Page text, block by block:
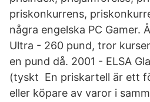
priskonkurrens,
några engelska PC Gamer.
Ultra - 260 pund, tror
en pund då. 2001 - ELSA
(tyskt En priskartell är ett
eller köpare av varor i